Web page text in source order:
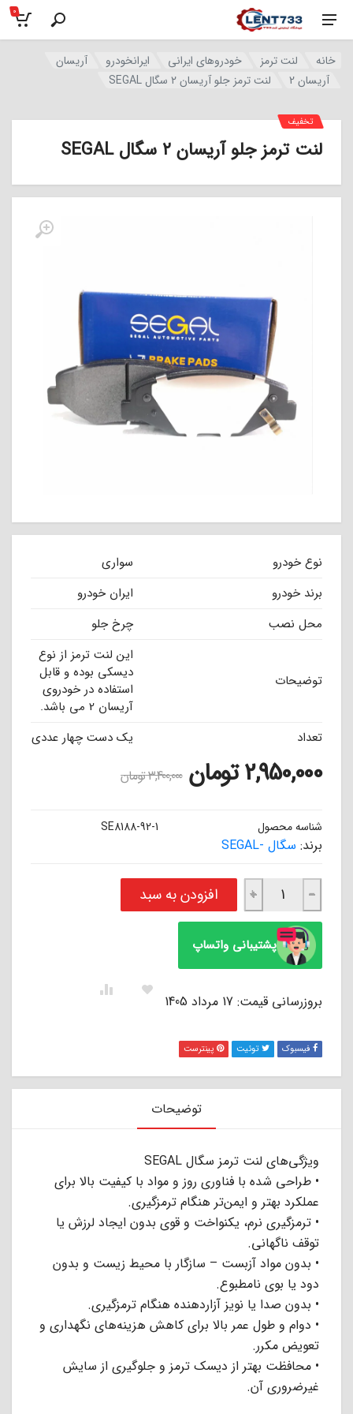
0
خانه لنت ترمز خودروهای ایرانی ایرانخودرو
آریسان
آریسان 2
لنت ترمز جلو آریسان ۲ سگال SEGAL
لنت ترمز جلو آریسان ۲ سگال SEGAL
نوع خودرو
سواری
برند خودرو
ایران خودرو
محل نصب
چرخ جلو
توضیحات
این لنت ترمز از نوع
دیسکی بوده و قابل
استفاده در خودروی
آریسان 2 می باشد.
تعداد
یک دست چهار عددی
تخفیف
2,950,000تومان 3,400,000تومان
شناسه محصول SE8188-92-1
برند: سگال -SEGAL
لنت ترمز جلو آریسان ۲ سگال SEGAL عدد
−
+ افزودن به سبد
پشتیبانی واتساپ
بروزرسانی قیمت: 17 مرداد 1405
فیسبوک توئیت پینترست
توضیحات
ویژگی‌های لنت ترمز سگال SEGAL
• طراحی شده با فناوری روز و مواد با کیفیت بالا برای
عملکرد بهتر و ایمن‌تر هنگام ترمزگیری.
• ترمزگیری نرم، یکنواخت و قوی بدون ایجاد لرزش یا
توقف ناگهانی.
• بدون مواد آزبست – سازگار با محیط زیست و بدون
دود یا بوی نامطبوع.
• بدون صدا یا نویز آزاردهنده هنگام ترمزگیری.
• دوام و طول عمر بالا برای کاهش هزینه‌های نگهداری و
تعویض مکرر.
• محافظت بهتر از دیسک ترمز و جلوگیری از سایش
غیرضروری آن.